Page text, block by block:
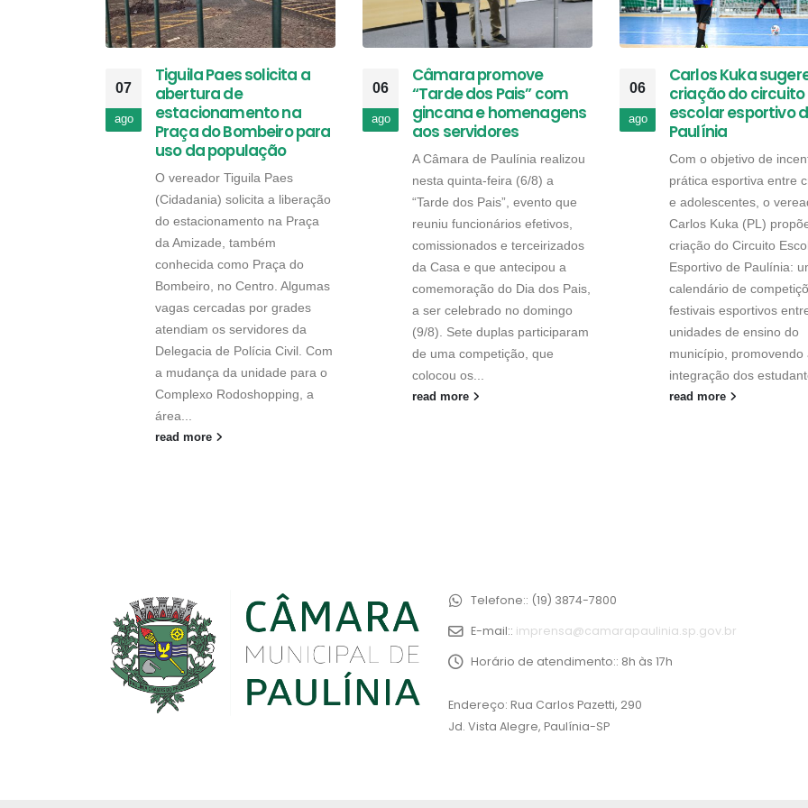
07
ago
Tiguila Paes solicita a
abertura de
estacionamento na
Praça do Bombeiro para
uso da população
O vereador Tiguila Paes
(Cidadania) solicita a liberação
do estacionamento na Praça
da Amizade, também
conhecida como Praça do
Bombeiro, no Centro. Algumas
vagas cercadas por grades
atendiam os servidores da
Delegacia de Polícia Civil. Com
a mudança da unidade para o
Complexo Rodoshopping, a
área...
read more
06
ago
Câmara promove
“Tarde dos Pais” com
gincana e homenagens
aos servidores
A Câmara de Paulínia realizou
nesta quinta-feira (6/8) a
“Tarde dos Pais”, evento que
reuniu funcionários efetivos,
comissionados e terceirizados
da Casa e que antecipou a
comemoração do Dia dos Pais,
a ser celebrado no domingo
(9/8). Sete duplas participaram
de uma competição, que
colocou os...
read more
06
ago
Carlos Kuka
criação do circuito
escolar esportivo
Paulínia
Com o objetivo de
prática esportiva entre
e adolescentes, o
Carlos Kuka (PL)
criação do Circuito
Esportivo de Paulínia:
calendário de
festivais esportivos
unidades de ensino do
município, promovendo
integração dos
read more
Telefone:: (19) 3874-7800
E-mail:: imprensa@camarapaulinia.sp.gov.br
Horário de atendimento:: 8h às 17h
Endereço: Rua Carlos Pazetti, 290
Jd. Vista Alegre, Paulínia-SP